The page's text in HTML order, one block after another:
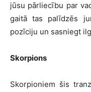
jūsu pārliecību par
gaitā tas palīdzēs
pozīciju un sasniegt
Skorpions
Skorpioniem šis